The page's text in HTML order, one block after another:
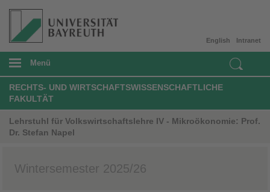
Intranet
English
Menü
RECHTS- UND WIRTSCHAFTSWISSENSCHAFTLICHE
FAKULTÄT
Lehrstuhl für Volkswirtschaftslehre IV - Mikroökonomie: Prof.
Dr. Stefan Napel
Wintersemester 2025/26